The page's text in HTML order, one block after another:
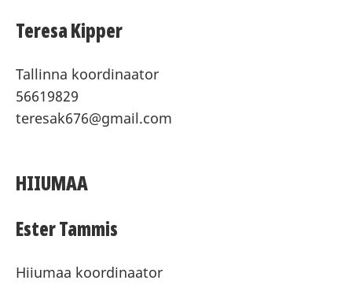
Teresa Kipper
Tallinna koordinaator
56619829
teresak676@gmail.com
HIIUMAA
Ester Tammis
Hiiumaa koordinaator